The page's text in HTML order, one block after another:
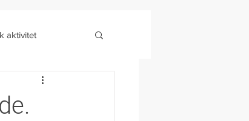
aktivitet
Din historie